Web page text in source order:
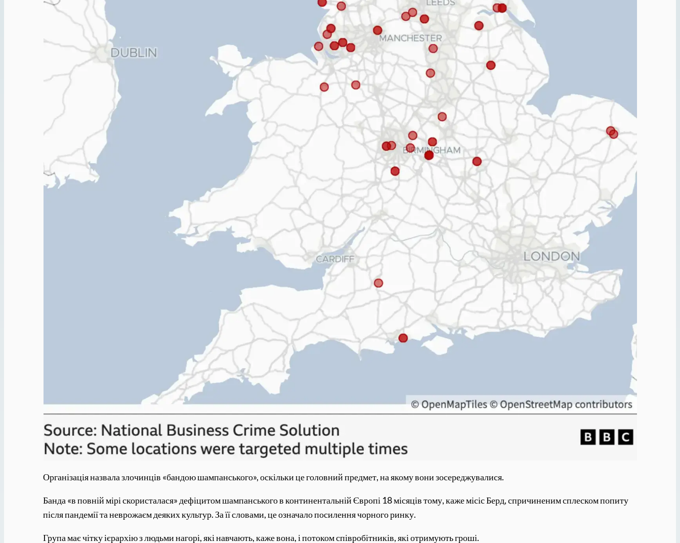
Організація назвала злочинців «бандою шампанського», оскільки це головний предмет, на якому вони зосереджувалися.
Банда «в повній мірі скористалася» дефіцитом шампанського в континентальній Європі 18 місяців тому, каже місіс Берд, спричиненим сплеском попиту
після пандемії та неврожаєм деяких культур. За її словами, це означало посилення чорного ринку.
Група має чітку ієрархію з людьми нагорі, які навчають, каже вона, і потоком співробітників, які отримують гроші.